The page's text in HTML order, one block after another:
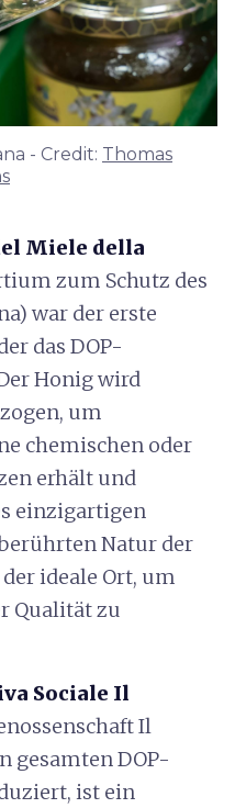
- Credit: Thomas
Miele della
zum Schutz des
war der erste
das DOP-
Honig wird
um
chemischen oder
erhält und
einzigartigen
Natur der
ideale Ort, um
Qualität zu
Sociale Il
Il
gesamten DOP-
ist ein